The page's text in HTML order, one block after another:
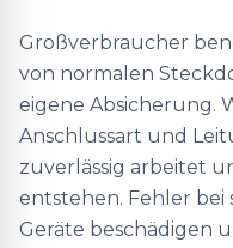
Großverbraucher
von normalen
eigene Absicherung.
Anschlussart und
zuverlässig arbeitet
entstehen. Fehler bei
Geräte beschädigen